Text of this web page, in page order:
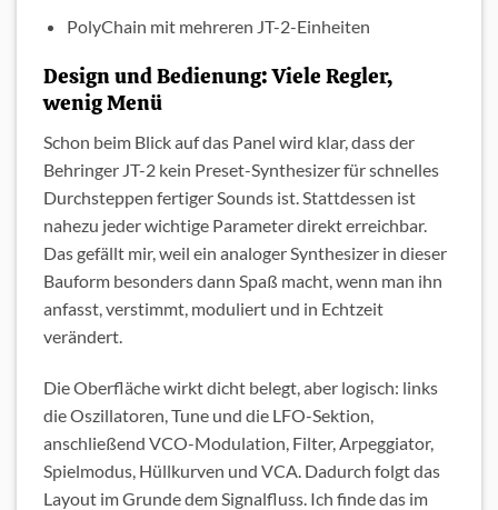
PolyChain mit mehreren JT-2-Einheiten
Design und Bedienung: Viele Regler,
wenig Menü
Schon beim Blick auf das Panel wird klar, dass der
Behringer JT-2 kein Preset-Synthesizer für schnelles
Durchsteppen fertiger Sounds ist. Stattdessen ist
nahezu jeder wichtige Parameter direkt erreichbar.
Das gefällt mir, weil ein analoger Synthesizer in dieser
Bauform besonders dann Spaß macht, wenn man ihn
anfasst, verstimmt, moduliert und in Echtzeit
verändert.
Die Oberfläche wirkt dicht belegt, aber logisch: links
die Oszillatoren, Tune und die LFO-Sektion,
anschließend VCO-Modulation, Filter, Arpeggiator,
Spielmodus, Hüllkurven und VCA. Dadurch folgt das
Layout im Grunde dem Signalfluss. Ich finde das im